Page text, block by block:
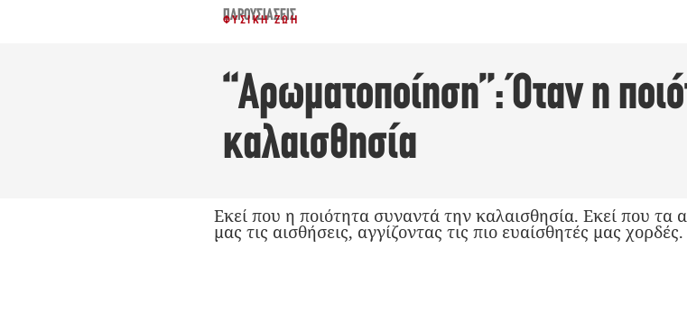
ΠΑΡΟΥΣΙΆΣΕΙΣ
ΦΥΣΙΚΉ ΖΩΉ
“Αρωματοποίηση”: Όταν η
καλαισθησία
Εκεί που η ποιότητα συναντά την καλαισθησία. Εκεί που τα
μας τις αισθήσεις, αγγίζοντας τις πιο ευαίσθητές μας χορδές.